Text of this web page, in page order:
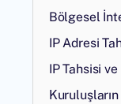
Bölgesel
IP Adresi
IP Tahsisi